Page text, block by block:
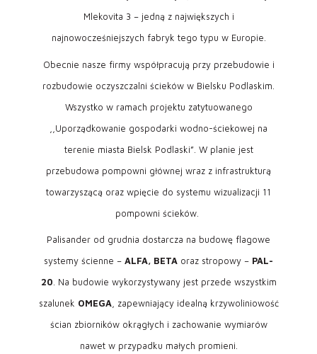
Mlekovita 3 – jedną z największych i
najnowocześniejszych fabryk tego typu w Europie.
Obecnie nasze firmy współpracują przy przebudowie i
rozbudowie oczyszczalni ścieków w Bielsku Podlaskim.
Wszystko w ramach projektu zatytuowanego
,,Uporządkowanie gospodarki wodno-ściekowej na
terenie miasta Bielsk Podlaski”. W planie jest
przebudowa pompowni głównej wraz z infrastrukturą
towarzyszącą oraz wpięcie do systemu wizualizacji 11
pompowni ścieków.
Palisander od grudnia dostarcza na budowę flagowe
systemy ścienne – ALFA, BETA oraz stropowy – PAL-
20. Na budowie wykorzystywany jest przede wszystkim
szalunek OMEGA, zapewniający idealną krzywoliniowość
ścian zbiorników okrągłych i zachowanie wymiarów
nawet w przypadku małych promieni.